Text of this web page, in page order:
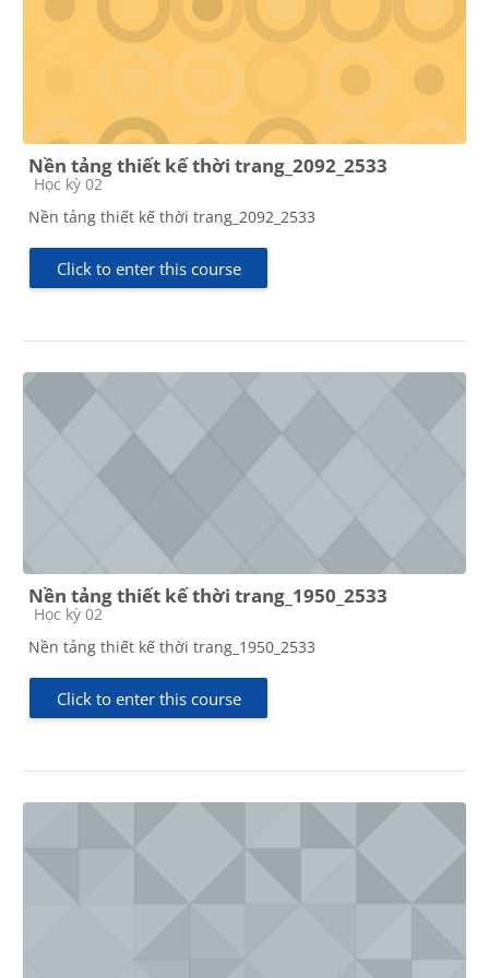
Nền tảng thiết kế thời trang_2092_2533
Course category
Học kỳ 02
Nền tảng thiết kế thời trang_2092_2533
Click to enter this course
Nền tảng thiết kế thời trang_1950_2533
Course category
Học kỳ 02
Nền tảng thiết kế thời trang_1950_2533
Click to enter this course